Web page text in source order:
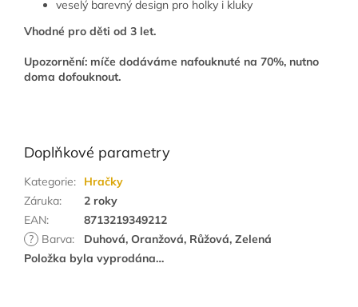
veselý barevný design pro holky i kluky
Vhodné pro děti od 3 let.
Upozornění: míče dodáváme nafouknuté na 70%, nutno
doma dofouknout.
Doplňkové parametry
Kategorie:
Hračky
Záruka:
2 roky
EAN:
8713219349212
?
Barva:
Duhová, Oranžová, Růžová, Zelená
Položka byla vyprodána…